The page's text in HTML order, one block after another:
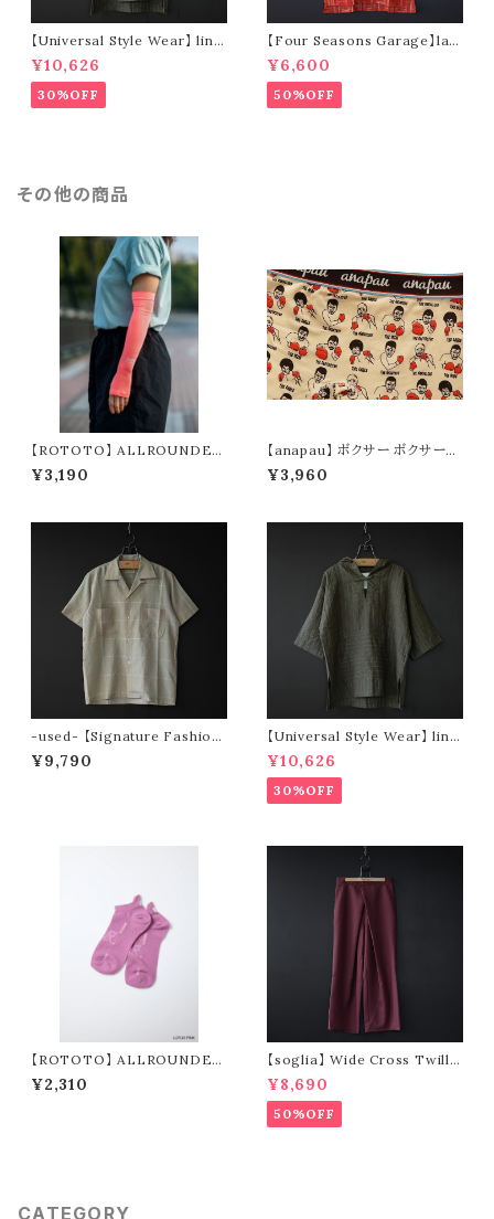
【Universal Style Wear】 line
n mexican parka (olive)
¥10,626
30%OFF
【Four Seasons Garage】lad
der stripe open collar s/s s
hirt (orange)
¥6,600
50%OFF
その他の商品
【ROTOTO】 ALLROUNDER
¥3,190
【anapau】 ボクサー ボクサーパ
ンツ P-2310
¥3,960
-used- 【Signature Fashion
s】 50〜60s s/s open collar
shirt
¥9,790
【Universal Style Wear】 line
n mexican parka (olive)
¥10,626
30%OFF
【ROTOTO】 ALLROUNDER
TECH-MESH "NO SHOW" R
1595
¥2,310
【soglia】 Wide Cross Twill
Pants (wine)
¥8,690
50%OFF
CATEGORY